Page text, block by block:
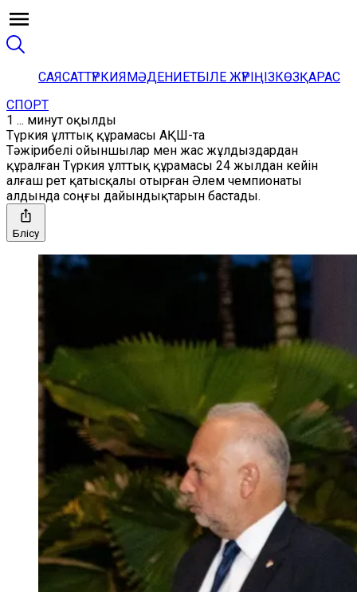
САЯСАТТҮРКИЯМӘДЕНИЕТБІЛЕ ЖҮРІҢІЗКӨЗҚАРАС
СПОРТ
1 ... минут оқылды
Түркия ұлттық құрамасы АҚШ-та
Тәжірибелі ойыншылар мен жас жұлдыздардан
құралған Түркия ұлттық құрамасы 24 жылдан кейін
алғаш рет қатысқалы отырған Әлем чемпионаты
алдында соңғы дайындықтарын бастады.
Бөлісу